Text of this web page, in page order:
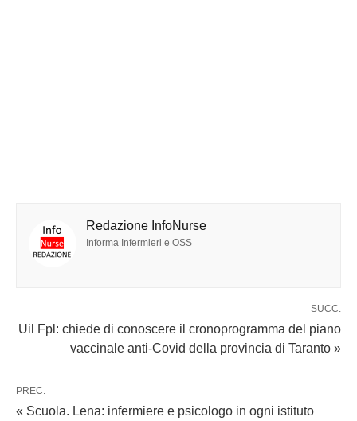
Redazione InfoNurse
Informa Infermieri e OSS
SUCC.
Uil Fpl: chiede di conoscere il cronoprogramma del piano
vaccinale anti-Covid della provincia di Taranto »
PREC.
« Scuola. Lena: infermiere e psicologo in ogni istituto